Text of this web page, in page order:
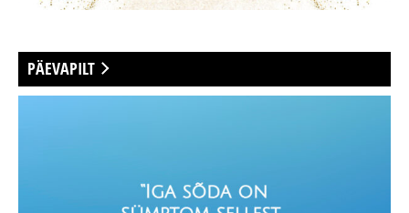
PÄEVAPILT